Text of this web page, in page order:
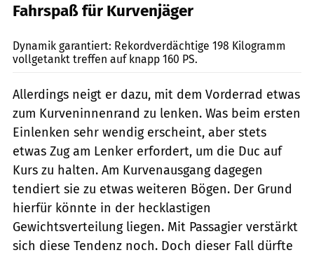
Fahrspaß für Kurvenjäger
Dynamik garantiert: Rekordverdächtige 198 Kilogramm
vollgetankt treffen auf knapp 160 PS.
Allerdings neigt er dazu, mit dem Vorderrad etwas
zum Kurveninnenrand zu lenken. Was beim ersten
Einlenken sehr wendig erscheint, aber stets
etwas Zug am Lenker erfordert, um die Duc auf
Kurs zu halten. Am Kurvenausgang dagegen
tendiert sie zu etwas weiteren Bögen. Der Grund
hierfür könnte in der hecklastigen
Gewichtsverteilung liegen. Mit Passagier verstärkt
sich diese Tendenz noch. Doch dieser Fall dürfte